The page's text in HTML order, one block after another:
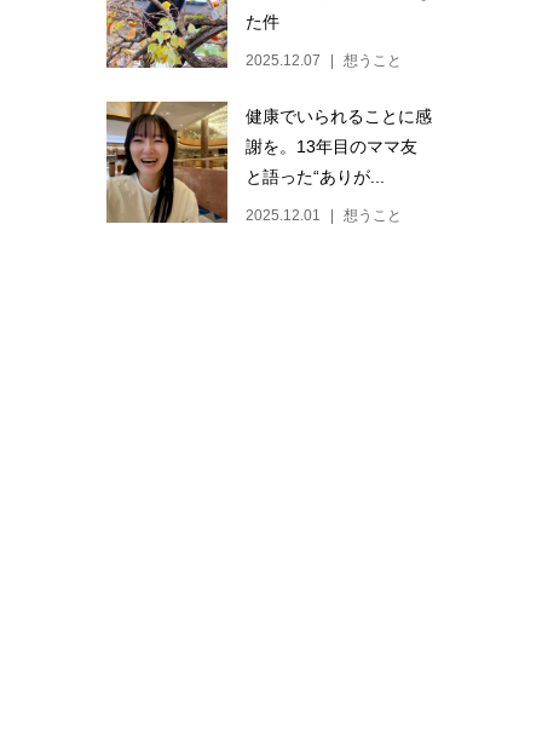
た件
2025.12.07 想うこと
健康でいられることに感
謝を。13年目のママ友
と語った“ありが...
2025.12.01 想うこと